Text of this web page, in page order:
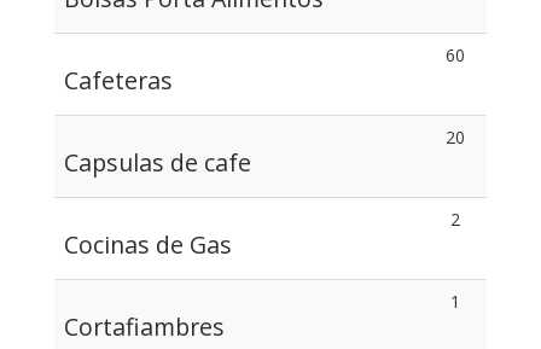
Cafeteras
60
Capsulas de cafe
20
Cocinas de Gas
2
Cortafiambres
1